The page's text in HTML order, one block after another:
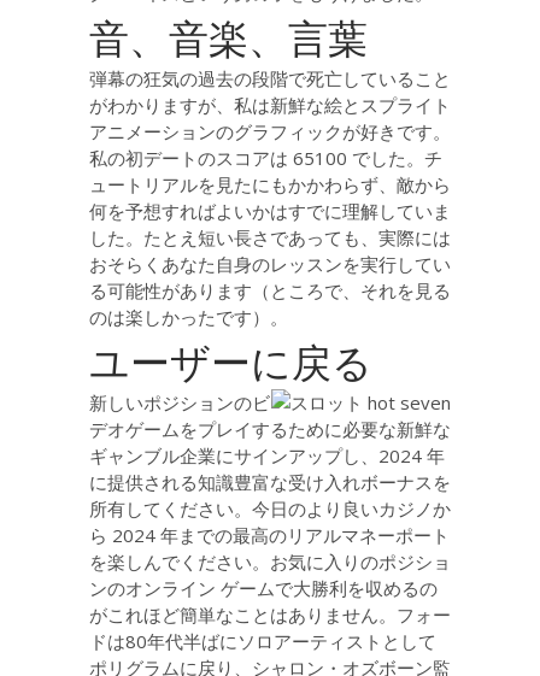
音、音楽、言葉
弾幕の狂気の過去の段階で死亡していること
がわかりますが、私は新鮮な絵とスプライト
アニメーションのグラフィックが好きです。
私の初デートのスコアは 65100 でした。チ
ュートリアルを見たにもかかわらず、敵から
何を予想すればよいかはすでに理解していま
した。たとえ短い長さであっても、実際には
おそらくあなた自身のレッスンを実行してい
る可能性があります（ところで、それを見る
のは楽しかったです）。
ユーザーに戻る
新しいポジションのビ
デオゲームをプレイするために必要な新鮮な
ギャンブル企業にサインアップし、2024 年
に提供される知識豊富な受け入れボーナスを
所有してください。今日のより良いカジノか
ら 2024 年までの最高のリアルマネーポート
を楽しんでください。お気に入りのポジショ
ンのオンライン ゲームで大勝利を収めるの
がこれほど簡単なことはありません。フォー
ドは80年代半ばにソロアーティストとして
ポリグラムに戻り、シャロン・オズボーン監